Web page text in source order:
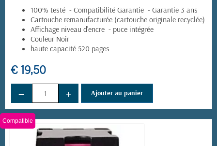
100% testé - Compatibilité Garantie - Garantie 3 ans
Cartouche remanufacturée (cartouche originale recyclée)
Affichage niveau d'encre - puce intégrée
Couleur Noir
haute capacité 520 pages
€ 19,50
− + Ajouter au panier
Compatible